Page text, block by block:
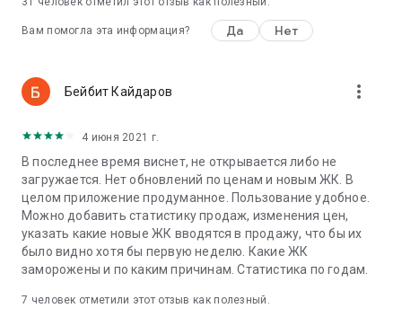
Вам помогла эта информация? Да Нет
Бейбит Кайдаров more_vert
4 июня 2021 г.
В последнее время виснет, не открывается либо не
загружается. Нет обновлений по ценам и новым ЖК. В
целом приложение продуманное. Пользование удобное.
Можно добавить статистику продаж, изменения цен,
указать какие новые ЖК вводятся в продажу, что бы их
было видно хотя бы первую неделю. Какие ЖК
заморожены и по каким причинам. Статистика по годам.
7 человек отметили этот отзыв как полезный.